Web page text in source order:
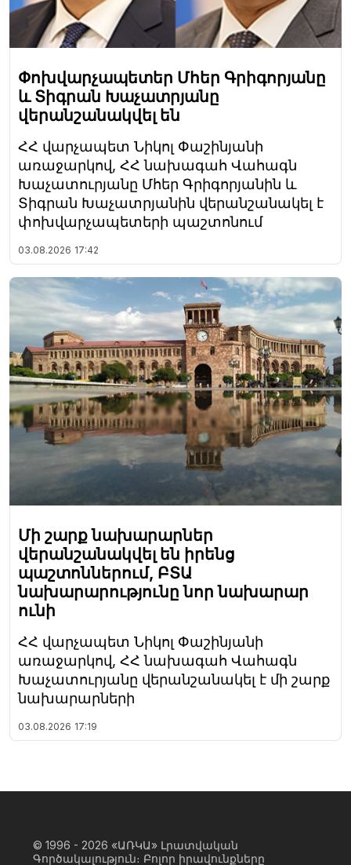
Փոխվարչապետեր Մհեր Գրիգորյանը
և Տիգրան Խաչատրյանը
վերանշանակվել են
ՀՀ վարչապետ Նիկոլ Փաշինյանի
առաջարկով, ՀՀ նախագահ Վահագն
Խաչատուրյանը Մհեր Գրիգորյանին և
Տիգրան Խաչատրյանին վերանշանակել է
փոխվարչապետերի պաշտոնում
03.08.2026 17:42
Մի շարք նախարարներ
վերանշանակվել են իրենց
պաշտոններում, ԲՏԱ
նախարարությունը նոր նախարար
ունի
ՀՀ վարչապետ Նիկոլ Փաշինյանի
առաջարկով, ՀՀ նախագահ Վահագն
Խաչատուրյանը վերանշանակել է մի շարք
նախարարների
03.08.2026 17:19
© 1996 - 2026 «ԱՌԿԱ» Լրատվական
Գործակալություն։ Բոլոր իրավունքները